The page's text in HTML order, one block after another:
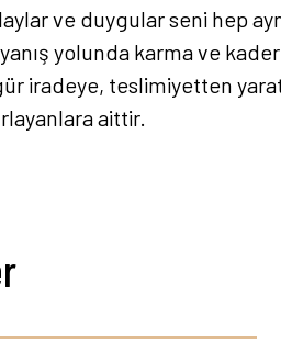
ve duygular seni hep
yolunda karma ve
iradeye, teslimiyetten
aittir.